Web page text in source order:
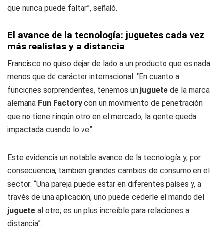
que nunca puede faltar”, señaló.
El avance de la tecnología: juguetes cada vez
más realistas y a distancia
Francisco no quiso dejar de lado a un producto que es nada
menos que de carácter internacional. “En cuanto a
funciones sorprendentes, tenemos un juguete de la marca
alemana Fun Factory con un movimiento de penetración
que no tiene ningún otro en el mercado; la gente queda
impactada cuando lo ve”.
Este evidencia un notable avance de la tecnología y, por
consecuencia, también grandes cambios de consumo en el
sector: “Una pareja puede estar en diferentes países y, a
través de una aplicación, uno puede cederle el mando del
juguete al otro; es un plus increíble para relaciones a
distancia”.